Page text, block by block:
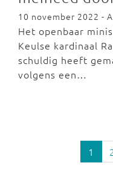
10 november 2022 -
Het openbaar
Keulse kardinaal
schuldig heeft
volgens een…
1